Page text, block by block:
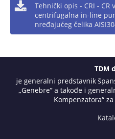
Tehnički opis - CRI -
centrifugalna in-line
nređajućeg čelika
TDM
je generalni predstavnik
„Genebre“ a takođe i
Kompenzatora“